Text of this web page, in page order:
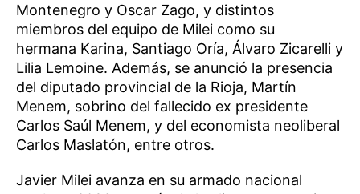
Montenegro y Oscar Zago, y distintos
miembros del equipo de Milei como su
hermana Karina, Santiago Oría, Álvaro Zicarelli y
Lilia Lemoine. Además, se anunció la presencia
del diputado provincial de la Rioja, Martín
Menem, sobrino del fallecido ex presidente
Carlos Saúl Menem, y del economista neoliberal
Carlos Maslatón, entre otros.
Javier Milei avanza en su armado nacional